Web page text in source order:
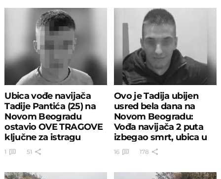
Ubica vođe navijača
Tadije Pantića (25) na
Novom Beogradu
ostavio OVE TRAGOVE
ključne za istragu
1 51
Ovo je Tadija ubijen
usred bela dana na
Novom Beogradu:
Vođa navijača 2 puta
izbegao smrt, ubica u
bekstvu
16 178